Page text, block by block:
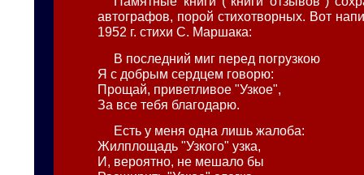
автографов, порой стихотворных. Вот
1952 г. стихи С. Маршака:
В последний миг перед погрузкою
Я с добрым сердцем говорю:
Прощай, приветливое "Узкое",
За все тебя благодарю.
Есть у меня одна лишь жалоба:
Жилплощадь "Узкого" узка,
И, вероятно, не мешало бы